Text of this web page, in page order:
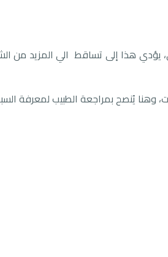
هذا إلى تساقط الي المزيد من